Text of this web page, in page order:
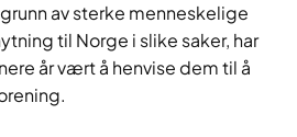
av sterke menneskelige
til Norge i slike saker, har
år vært å henvise dem til å